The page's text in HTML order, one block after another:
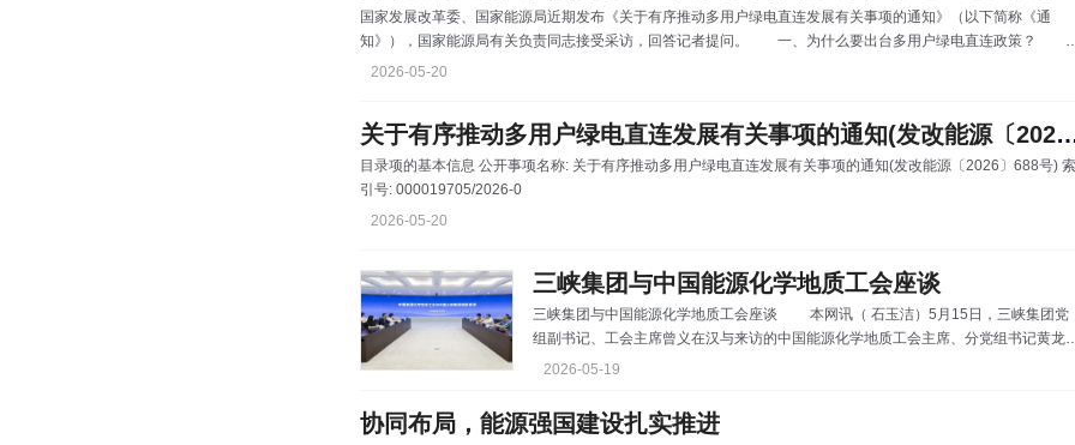
国家发展改革委、国家能源局近期发布《关于有序推动多用户绿电直连发展有关事项的通知》（以下简称《通
知》），国家能源局有关负责同志接受采访，回答记者提问。 一、为什么要出台多用户绿电直连政策？
答：新能源就地平衡、就近利用是破解高比例消纳难题的重要举措。去年出台的《关于有序推动绿电直连发展有关
2026-05-20
关于有序推动多用户绿电直连发展有关事项的通
目录项的基本信息 公开事项名称: 关于有序推动多用户绿电直连发展有关事项的通知(发改能源〔2026〕688号) 索
引号: 000019705/2026-0
2026-05-20
三峡集团与中国能源化学地质工会座谈
三峡集团与中国能源化学地质工会座谈 本网讯（ 石玉洁）5月15日，三峡集团党
组副书记、工会主席曾义在汉与来访的中国能源化学地质工会主席、分党组书记黄龙
行座谈，双方围绕助力“十五五”规划良好开局、深化产业工人队伍建设等进行深入交
支持表示感谢，并介绍了三峡集团工会工作开展情况。他表示，三峡集团将深入学习贯
彻习近平总书记关于工
2026-05-19
协同布局，能源强国建设扎实推进